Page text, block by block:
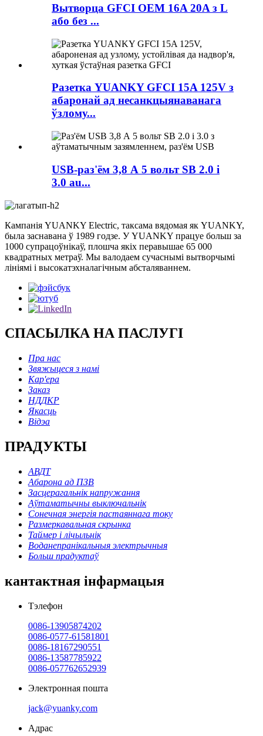
Вытворца GFCI OEM 16A 20A з L
або без ...
Разетка YUANKY GFCI 15A 125V з
абаронай ад несанкцыянаванага
ўзлому...
USB-раз'ём 3,8 А 5 вольт SB 2.0 і
3.0 au...
Кампанія YUANKY Electric, таксама вядомая як YUANKY,
была заснавана ў 1989 годзе. У YUANKY працуе больш за
1000 супрацоўнікаў, плошча якіх перавышае 65 000
квадратных метраў. Мы валодаем сучаснымі вытворчымі
лініямі і высокатэхналагічным абсталяваннем.
СПАСЫЛКА НА ПАСЛУГІ
Пра нас
Звяжыцеся з намі
Кар'ера
Заказ
НДДКР
Якасць
Відэа
ПРАДУКТЫ
АВДТ
Абарона ад ПЗВ
Засцерагальнік напружання
Аўтаматычны выключальнік
Сонечная энергія пастаяннага току
Размеркавальная скрынка
Таймер і лічыльнік
Воданепранікальныя электрычныя
Больш прадуктаў
кантактная інфармацыя
Тэлефон
0086-13905874202
0086-0577-61581801
0086-18167290551
0086-13587785922
0086-057762652939
Электронная пошта
jack@yuanky.com
Адрас